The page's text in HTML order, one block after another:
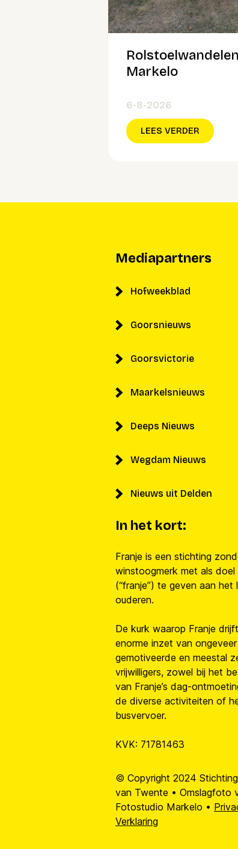
Markelo
6-8-2026
LEES VERDER
Mediapartners
Hofweekblad
Goorsnieuws
Goorsvictorie
Maarkelsnieuws
Deeps Nieuws
Wegdam Nieuws
Nieuws uit Delden
In het kort:
Franje is een stichting
winstoogmerk met als doel
(“franje”) te geven aan het
ouderen.
De kurk waarop Franje
enorme inzet van
gemotiveerde en meestal
vrijwilligers, zowel bij het
van Franje’s dag-
de diverse activiteiten of
busvervoer.
KVK: 71781463
© Copyright 2024
van Twente • Omslagfoto
Fotostudio Markelo •
Verklaring